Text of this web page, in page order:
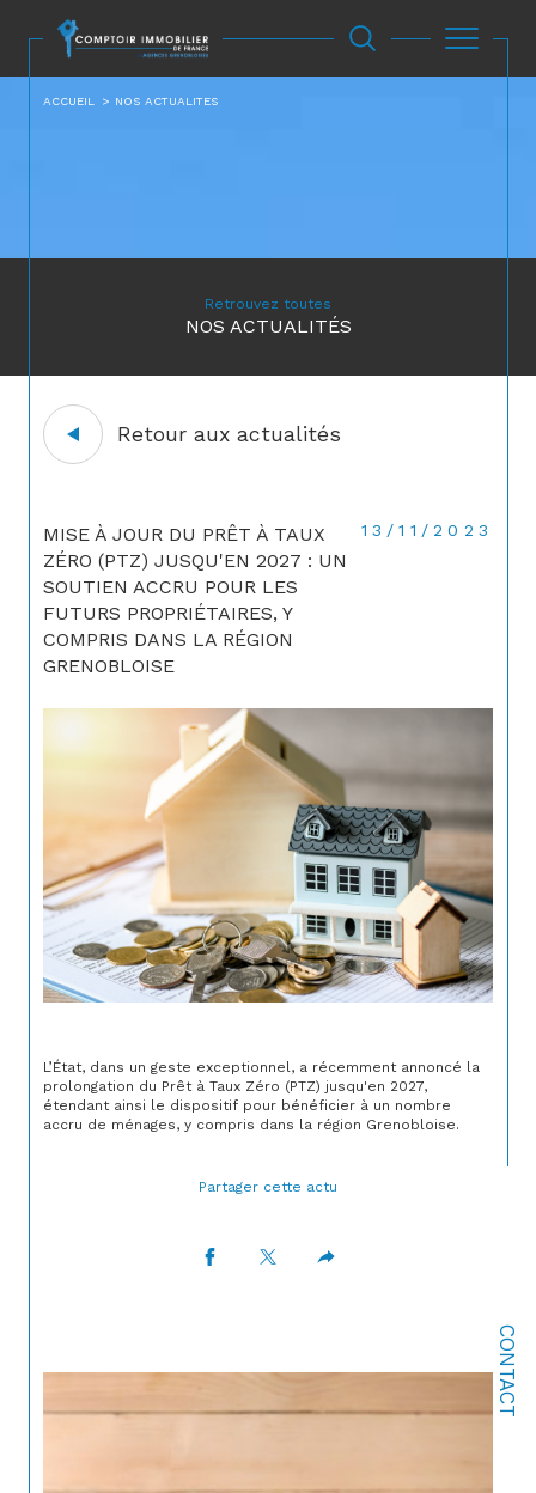
CONTACT
ACCUEIL NOS ACTUALITES
Retrouvez toutes
NOS ACTUALITÉS
Retour aux actualités
MISE À JOUR DU PRÊT À TAUX
ZÉRO (PTZ) JUSQU'EN 2027 : UN
SOUTIEN ACCRU POUR LES
FUTURS PROPRIÉTAIRES, Y
COMPRIS DANS LA RÉGION
GRENOBLOISE
13/11/2023
L’État, dans un geste exceptionnel, a récemment annoncé la
prolongation du Prêt à Taux Zéro (PTZ) jusqu'en 2027,
étendant ainsi le dispositif pour bénéficier à un nombre
accru de ménages, y compris dans la région Grenobloise.
Partager cette actu